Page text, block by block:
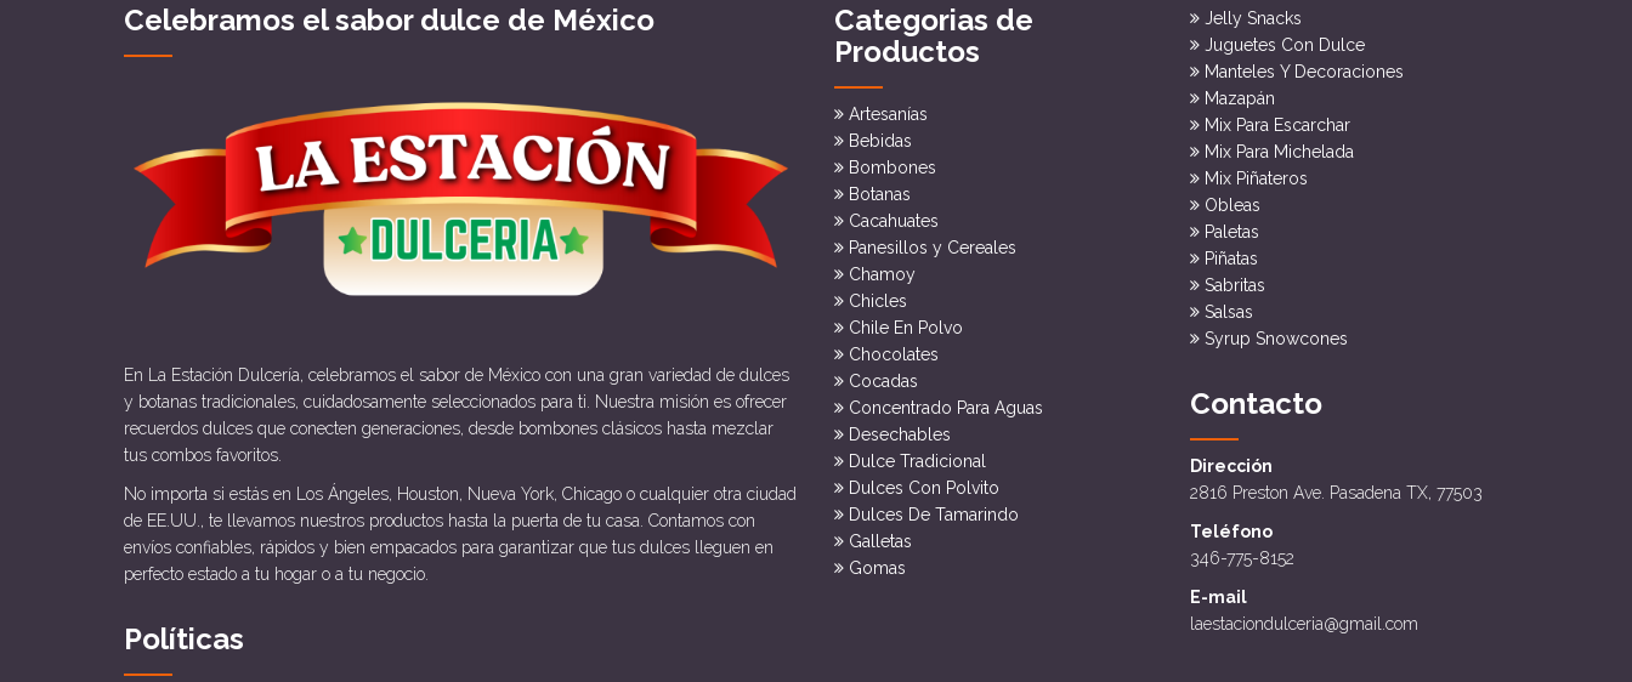
Celebramos el sabor dulce de México
En La Estación Dulcería, celebramos el sabor de México con una gran variedad de dulces
y botanas tradicionales, cuidadosamente seleccionados para ti. Nuestra misión es ofrecer
recuerdos dulces que conecten generaciones, desde bombones clásicos hasta mezclar
tus combos favoritos.
No importa si estás en Los Ángeles, Houston, Nueva York, Chicago o cualquier otra ciudad
de EE.UU., te llevamos nuestros productos hasta la puerta de tu casa. Contamos con
envíos confiables, rápidos y bien empacados para garantizar que tus dulces lleguen en
perfecto estado a tu hogar o a tu negocio.
Políticas
Categorias de
Productos
Artesanías
Bebidas
Bombones
Botanas
Cacahuates
Panesillos y Cereales
Chamoy
Chicles
Chile En Polvo
Chocolates
Cocadas
Concentrado Para Aguas
Desechables
Dulce Tradicional
Dulces Con Polvito
Dulces De Tamarindo
Galletas
Gomas
Jelly Snacks
Juguetes Con Dulce
Manteles Y Decoraciones
Mazapán
Mix Para Escarchar
Mix Para Michelada
Mix Piñateros
Obleas
Paletas
Piñatas
Sabritas
Salsas
Syrup Snowcones
Contacto
Dirección
2816 Preston Ave. Pasadena TX, 77503
Teléfono
346-775-8152
E-mail
laestaciondulceria@gmail.com